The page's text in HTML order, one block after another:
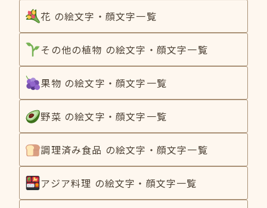
花 の絵文字・顔文字一覧
その他の植物 の絵文字・顔文字一覧
果物 の絵文字・顔文字一覧
野菜 の絵文字・顔文字一覧
調理済み食品 の絵文字・顔文字一覧
アジア料理 の絵文字・顔文字一覧